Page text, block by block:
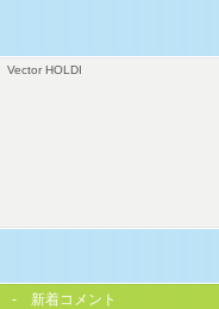
Vector HOLDI
新着コメント